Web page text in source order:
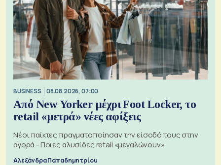
BUSINESS 08.08.2026, 07:00
Από New Yorker μέχρι Foot Locker, το
retail «μετρά» νέες αφίξεις
Νέοι παίκτες πραγματοποίησαν την είσοδό τους στην
αγορά - Ποιες αλυσίδες retail «μεγαλώνουν»
Αλεξάνδρα Παπαδημητρίου